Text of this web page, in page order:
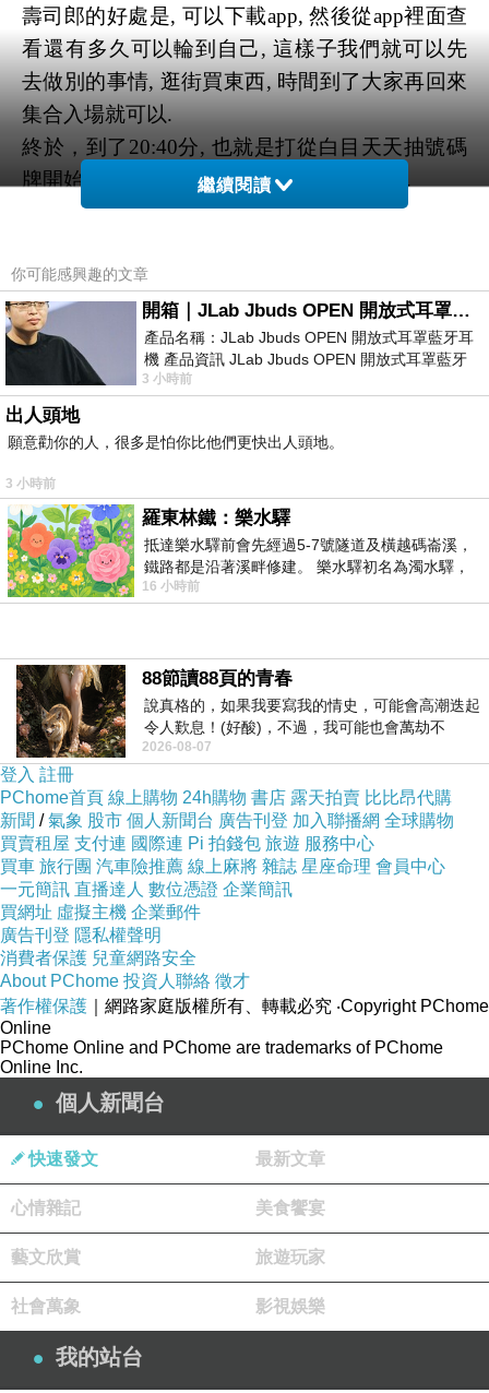
壽司郎的好處是, 可以下載app, 然後從app裡面查
看還有多久可以輪到自己, 這樣子我們就可以先
去做別的事情, 逛街買東西, 時間到了大家再回來
集合入場就可以.
終於，到了20:40分, 也就是打從白目天天抽號碼
牌開始又經過了兩個小時, 輪到我們入座了.
這就是日式的排隊文化嗎? 我心裡面暗自不爽, 老
目天天總是混西門町, 北車, 對於壽司郎這種迴轉
壽司餐廳沒甚麼興趣.
蛤? 入場之後發現, 這不是補習班嗎? 還是K書中
心? 而且, 壽司郎的迴轉壽司還有用餐時間60分鐘
的限制耶...
拿到了一張號碼牌, 牌子上有標示著我們的座位.
果然日式的服務就是很到位, 每張桌子都有自己
獨自的指引卡.
我們是四個人的位子, 服務生親切地帶我們入座,
就在這一瞬間, 我們看到放在盤子上的壽司從座
位旁邊的輸送帶流過來了. 輸送帶的形狀很像機
場的行李轉盤.
吃迴轉壽司, 還是得先認清楚盤子的顏色, 不然會
發生吃到破產的慘劇. 壽司郎有三種顏色的盤子,
價位分別是40, 60, 80三種...下意識地, 大家都知
道, 先用40, 60兩種價位的壽司填飽肚子吧, 80的
繼續閱讀
你可能感興趣的文章
開箱｜JLab Jbuds OPEN 開放式耳罩藍牙耳機 - 設計美學，輕巧、透氣、環境音全物理達成！
產品名稱：JLab Jbuds OPEN 開放式耳罩藍牙耳
機 產品資訊 JLab Jbuds OPEN 開放式耳罩藍牙
耳機評語：非常有特色，值得喜愛美型工
3 小時前
出人頭地
願意勸你的人，很多是怕你比他們更快出人頭地。
3 小時前
羅東林鐵：樂水驛
抵達樂水驛前會先經過5-7號隧道及橫越碼崙溪，
鐵路都是沿著溪畔修建。 樂水驛初名為濁水驛，
但因與臺鐵集集線車站同名，於1953
16 小時前
88節讀88頁的青春
說真格的，如果我要寫我的情史，可能會高潮迭起
令人歎息！(好酸)，不過，我可能也會萬劫不
復...，每天跪鍵盤還是被判了花心的罪
2026-08-07
登入 註冊
PChome首頁 線上購物 24h購物 書店 露天拍賣 比比昂代購
新聞 /氣象 股市 個人新聞台 廣告刊登 加入聯播網 全球購物
買賣租屋 支付連 國際連 Pi 拍錢包 旅遊 服務中心
買車 旅行團 汽車險推薦 線上麻將 雜誌 星座命理 會員中心
一元簡訊 直播達人 數位憑證 企業簡訊
買網址 虛擬主機 企業郵件
廣告刊登 隱私權聲明
消費者保護 兒童網路安全
About PChome 投資人聯絡 徵才
著作權保護 ｜網路家庭版權所有、轉載必究 ‧Copyright PChome
Online
PChome Online and PChome are trademarks of PChome
Online Inc.
個人新聞台
快速發文 最新文章
心情雜記 美食饗宴
藝文欣賞 旅遊玩家
社會萬象 影視娛樂
我的站台